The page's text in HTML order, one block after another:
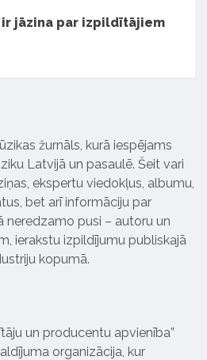
ir jāzina par izpildītājiem
žurnāls, kurā iespējams
Latvijā un pasaulē. Šeit vari
ekspertu viedokļus, albumu,
bet arī informāciju par
neredzamo pusi – autoru un
ierakstu izpildījumu publiskajā
kopumā.
un producentu apvienība”
organizācija, kur